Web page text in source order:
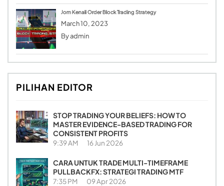
Jom Kenali Order Block Trading Strategy
March 10, 2023
Byadmin
PILIHAN EDITOR
STOP TRADING YOUR BELIEFS: HOW TO
MASTER EVIDENCE-BASED TRADING FOR
CONSISTENT PROFITS
9:39 AM 16 Jun 2026
CARA UNTUK TRADE MULTI-TIMEFRAME
PULLBACKFX: STRATEGI TRADING MTF
7:35 PM 09 Apr 2026